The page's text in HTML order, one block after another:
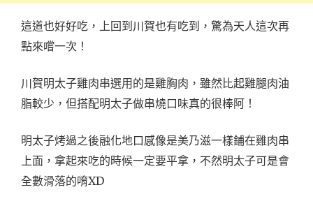
這道也好好吃，上回到川賀也有吃到，驚為天人這次再
點來嚐一次！
川賀明太子雞肉串選用的是雞胸肉，雖然比起雞腿肉油
脂較少，但搭配明太子做串燒口味真的很棒阿！
明太子烤過之後融化地口感像是美乃滋一樣鋪在雞肉串
上面，拿起來吃的時候一定要平拿，不然明太子可是會
全數滑落的唷XD